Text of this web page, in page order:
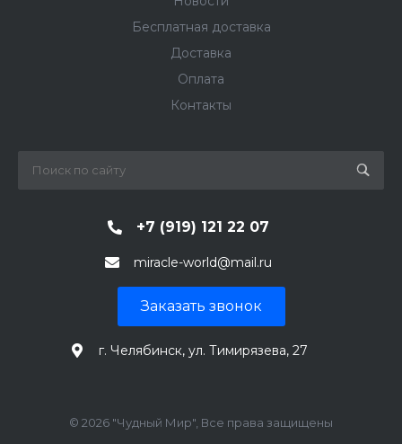
Бесплатная доставка
Доставка
Оплата
Контакты
+7 (919) 121 22 07
miracle-world@mail.ru
Заказать звонок
г. Челябинск, ул. Тимирязева, 27
© 2026 "Чудный Мир", Все права защищены